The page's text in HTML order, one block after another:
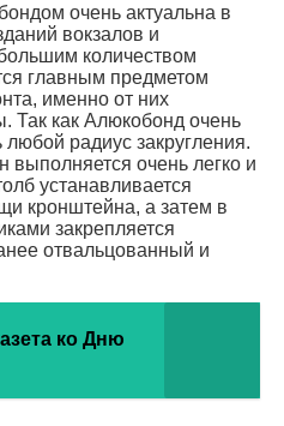
очень актуальна в
вокзалов и
количеством
главным предметом
именно от них
Так как Алюкобонд очень
радиус закругления.
выполняется очень легко и
устанавливается
кронштейна, а затем в
закрепляется
отвальцованный и
ко Дню